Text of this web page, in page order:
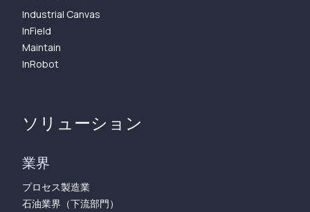
Industrial Canvas
InField
Maintain
InRobot
ソリューション
業界
プロセス製造業
石油業界（下流部門）